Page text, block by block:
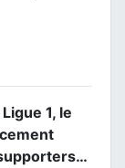
1, le